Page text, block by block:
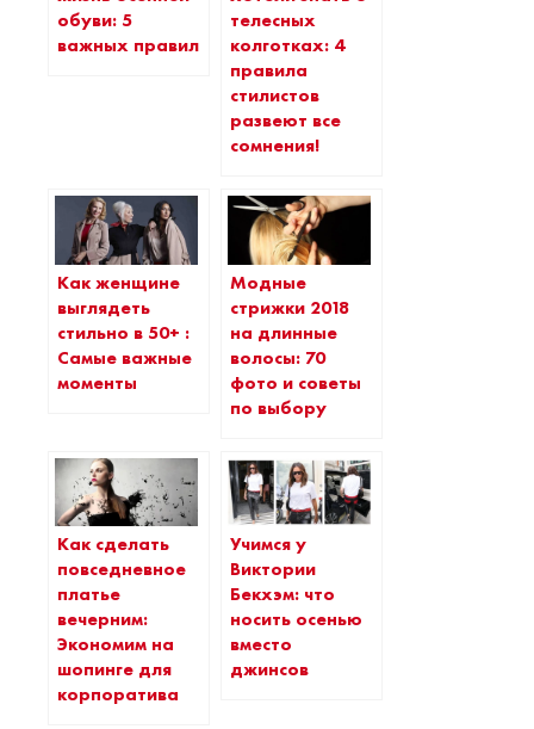
обуви: 5
важных правил
телесных
колготках: 4
правила
стилистов
развеют все
сомнения!
Как женщине
выглядеть
стильно в 50+ :
Самые важные
моменты
Модные
стрижки 2018
на длинные
волосы: 70
фото и советы
по выбору
Как сделать
повседневное
платье
вечерним:
Экономим на
шопинге для
корпоратива
Учимся у
Виктории
Бекхэм: что
носить осенью
вместо
джинсов